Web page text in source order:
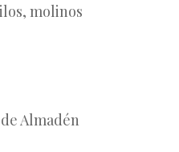
molinos
Almadén